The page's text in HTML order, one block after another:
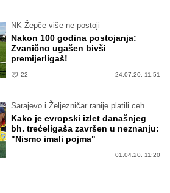
NK Žepče više ne postoji
Nakon 100 godina postojanja:
Zvanično ugašen bivši
premijerligaš!
22 24.07.20. 11:51
Sarajevo i Željezničar ranije platili ceh
Kako je evropski izlet današnjeg
bh. trećeligaša završen u neznanju:
"Nismo imali pojma"
01.04.20. 11:20